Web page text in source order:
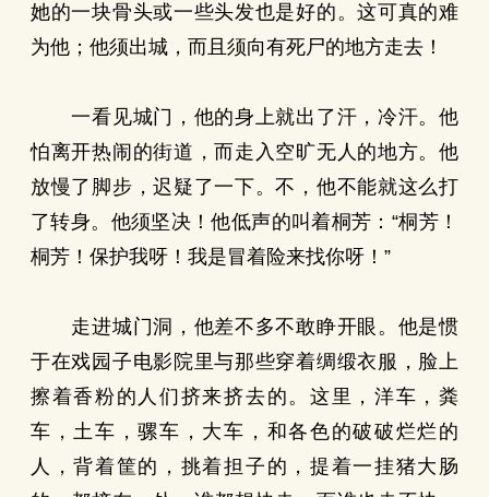
她的一块骨头或一些头发也是好的。这可真的难
为他；他须出城，而且须向有死尸的地方走去！
一看见城门，他的身上就出了汗，冷汗。他
怕离开热闹的街道，而走入空旷无人的地方。他
放慢了脚步，迟疑了一下。不，他不能就这么打
了转身。他须坚决！他低声的叫着桐芳：“桐芳！
桐芳！保护我呀！我是冒着险来找你呀！”
走进城门洞，他差不多不敢睁开眼。他是惯
于在戏园子电影院里与那些穿着绸缎衣服，脸上
擦着香粉的人们挤来挤去的。这里，洋车，粪
车，土车，骡车，大车，和各色的破破烂烂的
人，背着筐的，挑着担子的，提着一挂猪大肠